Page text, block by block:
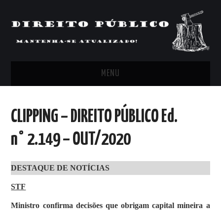
MENU
ARTIGOS, COMENTÁRIOS E PONTOS
CLIPPING’S
CLIPPING – DIREITO PÚBLICO Ed.
n° 2.149 – OUT/2020
DESTAQUE DE NOTÍCIAS
STF
Ministro confirma decisões que obrigam capital mineira a